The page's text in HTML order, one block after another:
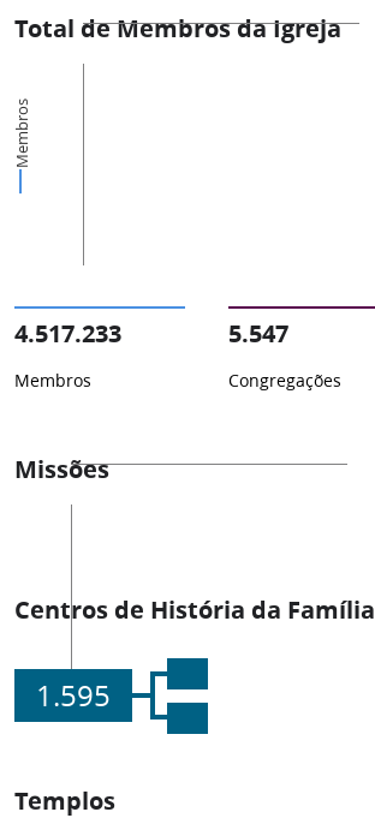
Total de Membros da Igreja
Membros
4.517.233
Membros
5.547
Congregações
Missões
Centros de História da Família
1.595
Templos